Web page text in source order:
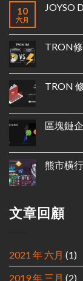
10
六月
JOYSO
TRON
TRON
區塊鏈
熊市橫
文章回顧
2021 年 六月 (1)
2019 年 三月 (2)